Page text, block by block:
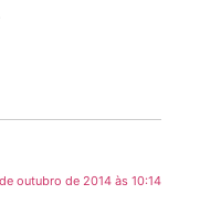
outubro de 2014 às 10:14